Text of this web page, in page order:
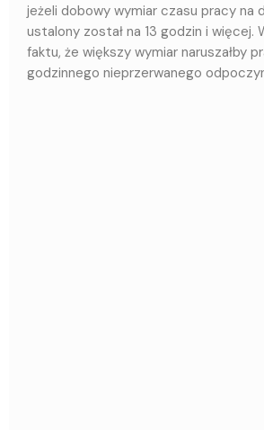
jeżeli dobowy wymiar czasu pracy na
ustalony został na 13 godzin i więcej.
faktu, że większy wymiar naruszałby
godzinnego nieprzerwanego